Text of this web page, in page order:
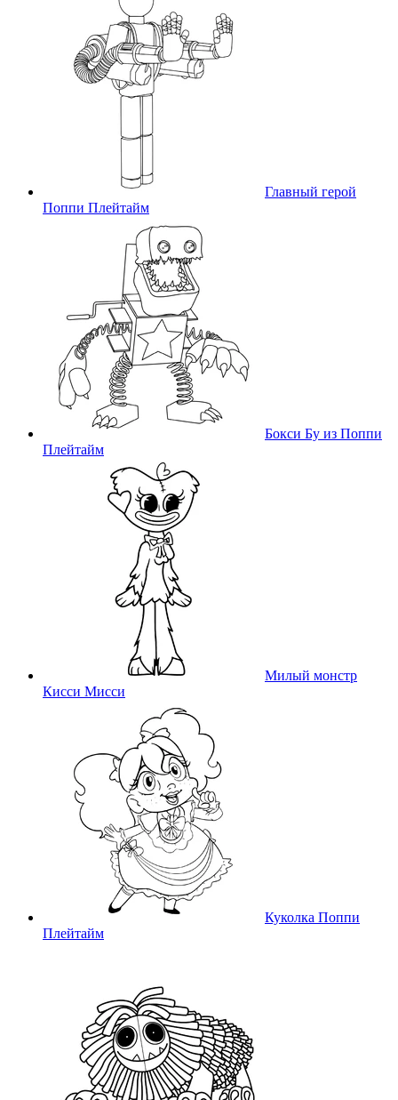
Главный герой
Поппи Плейтайм
Бокси Бу из Поппи
Плейтайм
Милый монстр
Кисси Мисси
Куколка Поппи
Плейтайм